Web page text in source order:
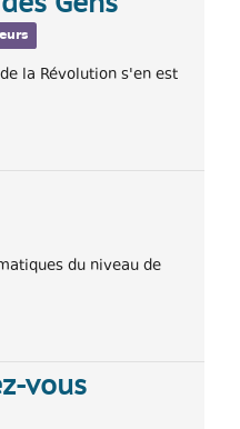
la Révolution s'en est
du niveau de
vous